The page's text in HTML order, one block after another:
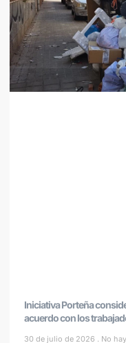
Iniciativa Porteña
acuerdo con los
30 de julio de 2026 No